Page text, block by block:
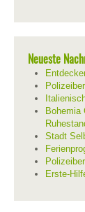
Neueste
Bohemia
Stadt
Erste-